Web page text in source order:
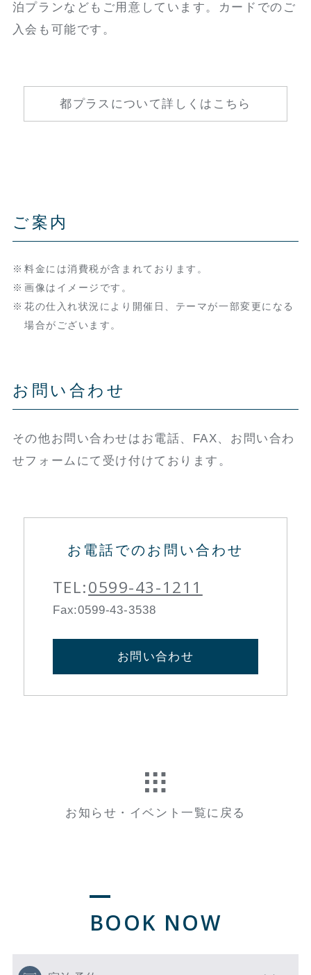
泊プランなどもご用意しています。カードでのご
入会も可能です。
都プラスについて詳しくはこちら
ご案内
料金には消費税が含まれております。
画像はイメージです。
花の仕入れ状況により開催日、テーマが一部変更になる
場合がございます。
お問い合わせ
その他お問い合わせはお電話、FAX、お問い合わ
せフォームにて受け付けております。
お電話でのお問い合わせ
TEL:0599-43-1211
Fax:0599-43-3538
お問い合わせ
お知らせ・イベント一覧に戻る
BOOK NOW